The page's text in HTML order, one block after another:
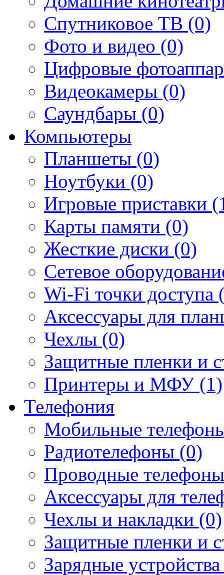
Спутниковое ТВ (0)
Фото и видео (0)
Цифровые
Видеокамеры (0)
Саундбары (0)
Компьютеры
Планшеты (0)
Ноутбуки (0)
Игровые приставки
Карты памяти (0)
Жесткие диски (0)
Сетевое
Wi-Fi точки доступа
Аксессуары для
Чехлы (0)
Защитные пленки и
Принтеры и МФУ (1)
Телефония
Мобильные
Радиотелефоны (0)
Проводные
Аксессуары для
Чехлы и накладки (0)
Защитные пленки и
Зарядные